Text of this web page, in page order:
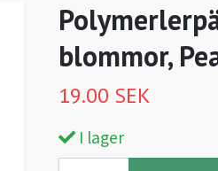
blommor,
19.00 SEK
I lager